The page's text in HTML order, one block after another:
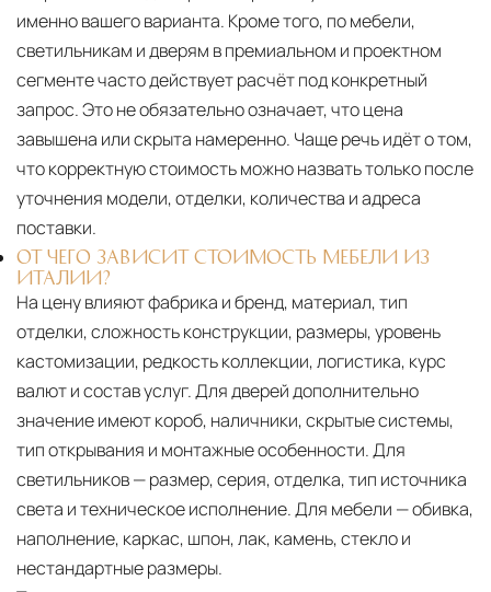
именно вашего варианта. Кроме того, по мебели,
светильникам и дверям в премиальном и проектном
сегменте часто действует расчёт под конкретный
запрос. Это не обязательно означает, что цена
завышена или скрыта намеренно. Чаще речь идёт о том,
что корректную стоимость можно назвать только после
уточнения модели, отделки, количества и адреса
поставки.
ОТ ЧЕГО ЗАВИСИТ СТОИМОСТЬ МЕБЕЛИ ИЗ
ИТАЛИИ?
На цену влияют фабрика и бренд, материал, тип
отделки, сложность конструкции, размеры, уровень
кастомизации, редкость коллекции, логистика, курс
валют и состав услуг. Для дверей дополнительно
значение имеют короб, наличники, скрытые системы,
тип открывания и монтажные особенности. Для
светильников — размер, серия, отделка, тип источника
света и техническое исполнение. Для мебели — обивка,
наполнение, каркас, шпон, лак, камень, стекло и
нестандартные размеры.